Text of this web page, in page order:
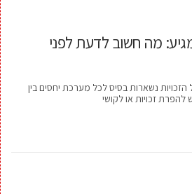
מה חשוב לדעת לפני
נשארות בסיס לכל מערכת יחסים בין
זכויות או לקושי